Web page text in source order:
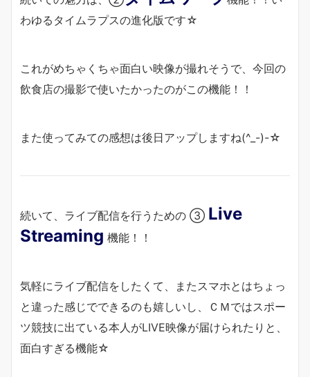
わゆるタイムラプスの進化版です☆
これがめちゃくちゃ面白い映像が撮れそうで、今回の
飲食店の撮影で使いたかったのがこの機能！！
また使ってみての感想は後日アップしますね(^_-)-☆
続いて、ライブ配信を行うための ③ Live
Streaming 機能！！
気軽にライブ配信をしたくて、またスマホとはちょっ
と違った感じでできるのも嬉しいし、ＣＭではスポー
ツ競技に出ている本人がLIVE映像が届けられたりと、
面白すぎる機能☆